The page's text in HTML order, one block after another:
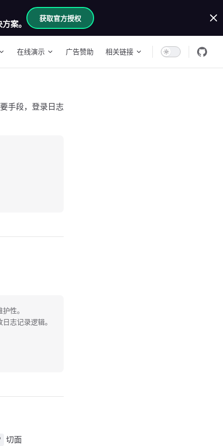
在线演示 广告赞助 相关链接
手段，登录日志
性。
志记录逻辑。
切面
案。
获取官方授权